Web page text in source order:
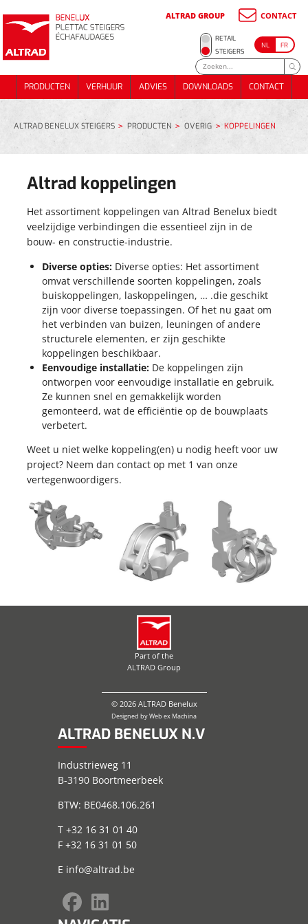
ALTRAD GROUP CONTACT
RETAIL
STEIGERS
NL FR
PRODUCTEN
METSSTEIGER
EVENTS
ALUMINIUM DAKWERKSTELLING 74 m²
METSELSTEIGERPAKKET 180m²
KOPPELINGEN
STEIGERNETTEN
STEIGERPLANKEN
WERKBRUGGEN
ROLSTEIGERS
VERHUUR ADVIES DOWNLOADS CONTACT
METSSTEIGER
ONDERSTEUNINGS- STEIGER
METSELSTEIGERPAKKET 180m²
METSELSTEIGERPAKKET 70M²
KOPPELINGEN
STEIGERNETTEN
STEIGERPLANKEN
WERKBRUGGEN
DOWNLOADS
ALTRAD BENELUX STEIGERS PRODUCTEN OVERIG KOPPELINGEN
Altrad koppelingen
Het assortiment koppelingen van Altrad Benelux biedt
veelzijdige verbindingen die essentieel zijn in de
bouw- en constructie-industrie.
Diverse opties:Diverse opties: Het assortiment
omvat verschillende soorten koppelingen, zoals
buiskoppelingen, laskoppelingen, … .die geschikt
zijn voor diverse toepassingen. Of het nu gaat om
het verbinden van buizen, leuningen of andere
structurele elementen, er zijn geschikte
koppelingen beschikbaar.
Eenvoudige installatie:De koppelingen zijn
ontworpen voor eenvoudige installatie en gebruik.
Ze kunnen snel en gemakkelijk worden
gemonteerd, wat de efficiëntie op de bouwplaats
verbetert.
Weet u niet welke koppeling(en) u nodig heeft voor uw
project? Neem dan contact op met 1 van onze
vertegenwoordigers.
Part of the
ALTRAD Group
© 2026 ALTRAD Benelux
Designed byWeb ex Machina
ALTRAD BENELUX N.V
Industrieweg 11
B-3190 Boortmeerbeek
BTW: BE0468.106.261
T +32 16 31 01 40
F +32 16 31 01 50
E info@altrad.be